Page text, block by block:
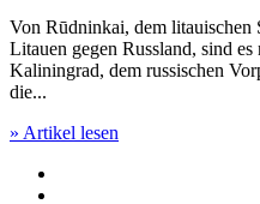
Von Rūdninkai, dem litauischen
Litauen gegen Russland, sind
Kaliningrad, dem russischen
die...
» Artikel lesen